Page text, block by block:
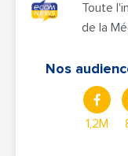
Toute
de la
Nos
1,2M